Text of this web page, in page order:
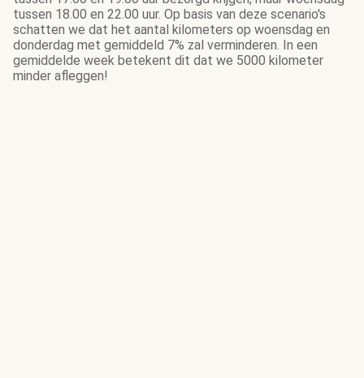
tussen 18.00 en 22.00 uur. Op basis van deze scenario's
schatten we dat het aantal kilometers op woensdag en
donderdag met gemiddeld 7% zal verminderen. In een
gemiddelde week betekent dit dat we 5000 kilometer
minder afleggen!